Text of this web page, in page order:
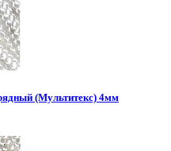
(Мультитекс) 4мм